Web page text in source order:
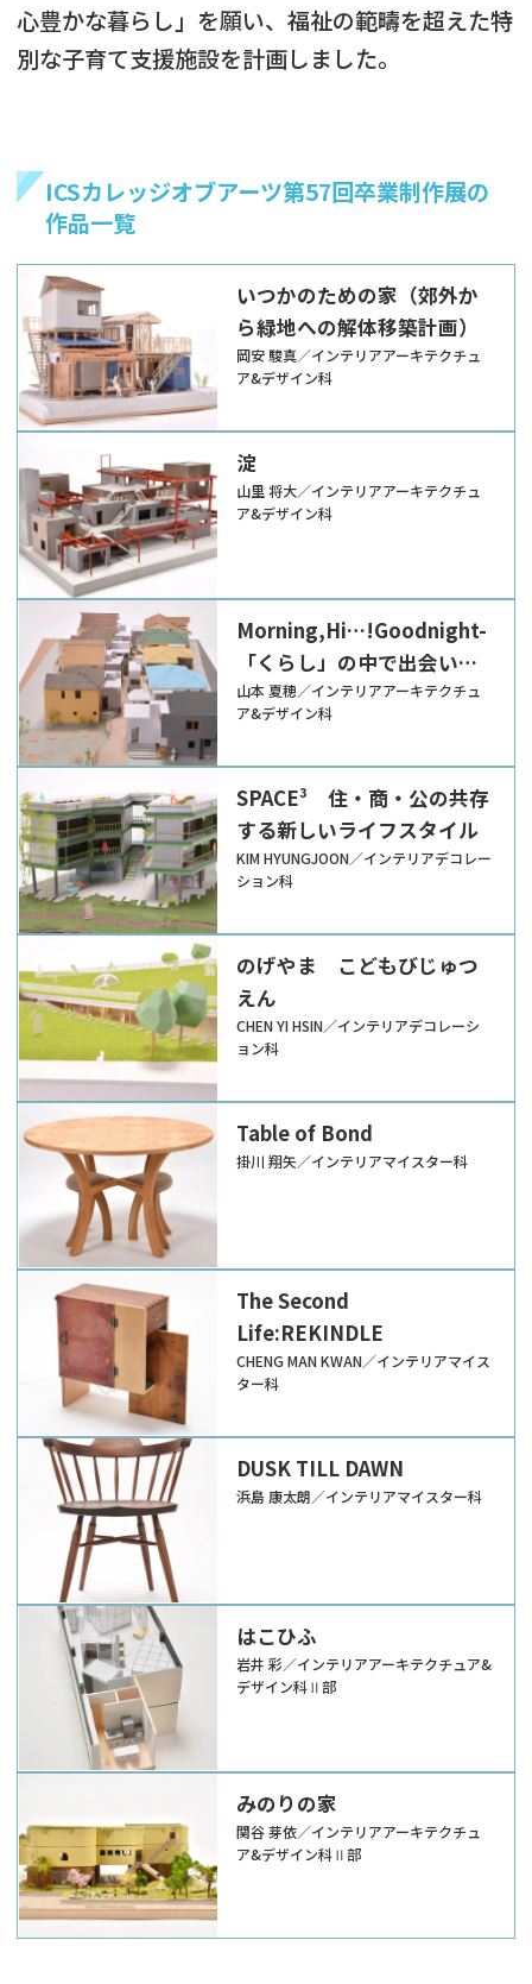
心豊かな暮らし」を願い、福祉の範疇を超えた特
別な子育て支援施設を計画しました。
ICSカレッジオブアーツ第57回卒業制作展の
作品一覧
いつかのための家（郊外か
ら緑地への解体移築計画）
岡安 駿真／インテリアアーキテクチュ
ア&デザイン科
淀
山里 将大／インテリアアーキテクチュ
ア&デザイン科
Morning,Hi…!Goodnight-
「くらし」の中で出会いは
「かぞく」になる-
山本 夏穂／インテリアアーキテクチュ
ア&デザイン科
SPACE³ 住・商・公の共存
する新しいライフスタイル
KIM HYUNGJOON／インテリアデコレー
ション科
のげやま こどもびじゅつ
えん
CHEN YI HSIN／インテリアデコレーシ
ョン科
Table of Bond
掛川 翔矢／インテリアマイスター科
The Second
Life:REKINDLE
CHENG MAN KWAN／インテリアマイス
ター科
DUSK TILL DAWN
浜島 康太朗／インテリアマイスター科
はこひふ
岩井 彩／インテリアアーキテクチュア&
デザイン科Ⅱ部
みのりの家
関谷 芽依／インテリアアーキテクチュ
ア&デザイン科Ⅱ部